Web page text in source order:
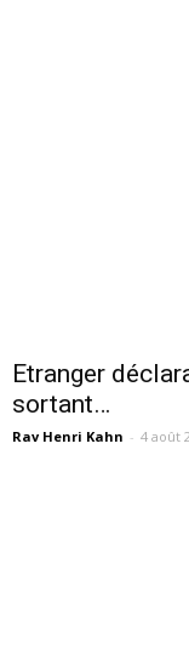
Etranger
sortant…
Rav Henri Kahn - 4 août